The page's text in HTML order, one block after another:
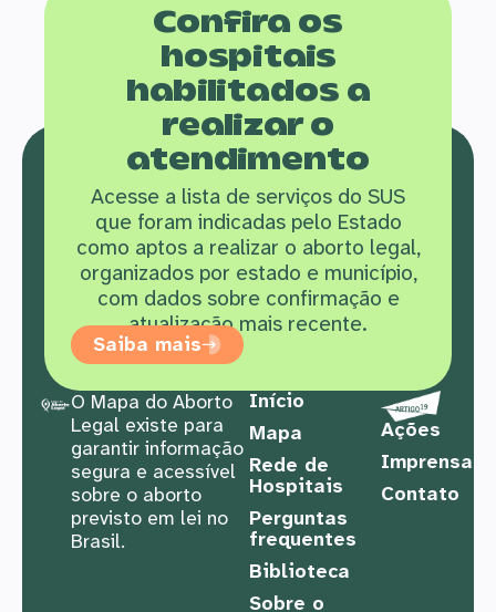
Confira os
hospitais
habilitados a
realizar o
atendimento
Acesse a lista de serviços do SUS
que foram indicadas pelo Estado
como aptos a realizar o aborto legal,
organizados por estado e município,
com dados sobre confirmação e
atualização mais recente.
Saiba mais
O Mapa do Aborto
Legal existe para
garantir informação
segura e acessível
sobre o aborto
previsto em lei no
Brasil.
Início
Mapa
Rede de
Hospitais
Perguntas
frequentes
Biblioteca
Sobre o
Ações
Imprensa
Contato